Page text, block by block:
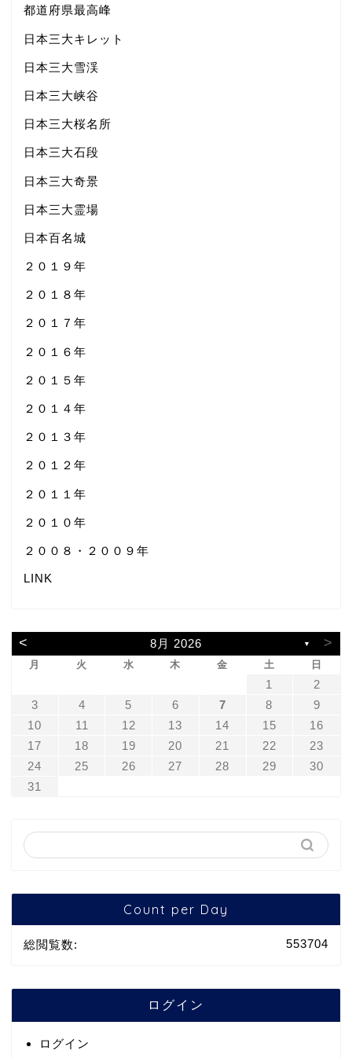
都道府県最高峰
日本三大キレット
日本三大雪渓
日本三大峡谷
日本三大桜名所
日本三大石段
日本三大奇景
日本三大霊場
日本百名城
２０１９年
２０１８年
２０１７年
２０１６年
２０１５年
２０１４年
２０１３年
２０１２年
２０１１年
２０１０年
２００８・２００９年
LINK
< 8月 2026 ▼ >
月 火 水 木 金 土 日
1
2
3
4 5 6 7 8
9
10
11 12 13 14 15
16
17
18 19 20 21 22
23
24
25 26 27 28 29
30
31
Count per Day
553704
総閲覧数:
ログイン
ログイン